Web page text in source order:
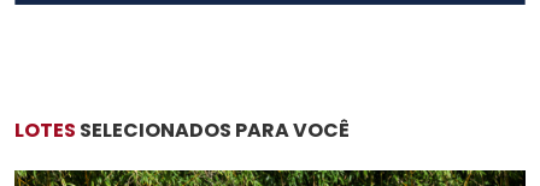
LOTES SELECIONADOS PARA VOCÊ